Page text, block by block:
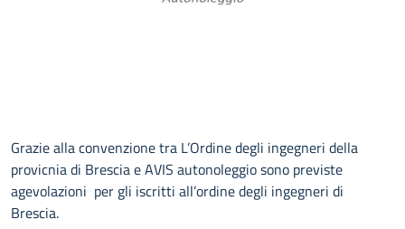
Grazie alla convenzione tra L’Ordine degli ingegneri della
provicnia di Brescia e AVIS autonoleggio sono previste
agevolazioni per gli iscritti all’ordine degli ingegneri di
Brescia.